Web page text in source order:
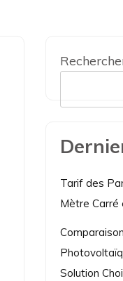
Tarif des
Mètre Carré
Solution